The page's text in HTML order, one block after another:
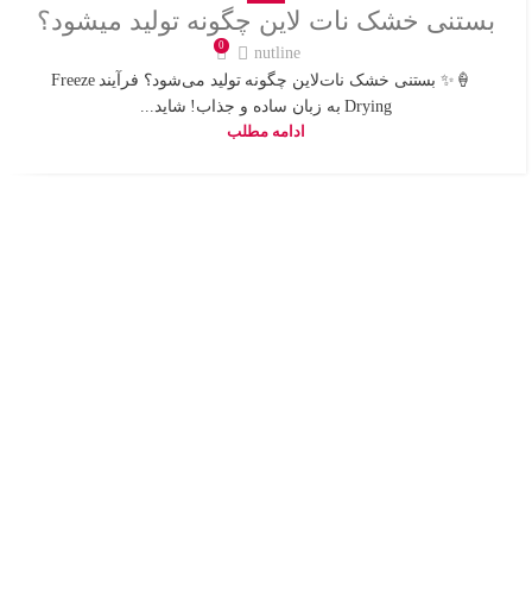
بستنی خشک نات لاین چگونه تولید میشود؟
nutline
0
🍦✨ بستنی خشک نات‌لاین چگونه تولید می‌شود؟ فرآیند Freeze
Drying به زبان ساده و جذاب! شاید...
ادامه مطلب